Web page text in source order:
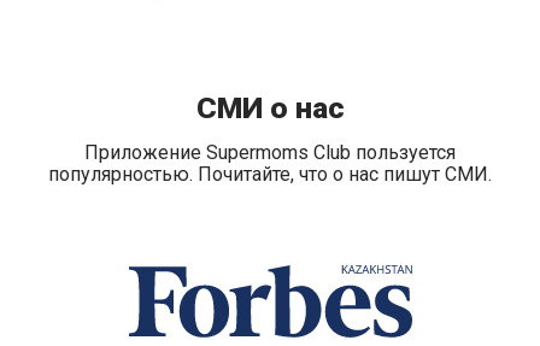
СМИ о нас
Приложение Supermoms Club пользуется
популярностью. Почитайте, что о нас пишут СМИ.